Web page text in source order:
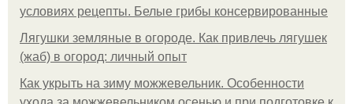
условиях рецепты. Белые грибы консервированные
Лягушки земляные в огороде. Как привлечь лягушек
(жаб) в огород: личный опыт
Как укрыть на зиму можжевельник. Особенности